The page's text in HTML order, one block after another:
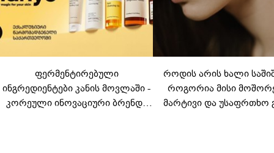
ფერმენტირებული
ინგრედიენტები კანის მოვლაში -
კორეული ინოვაციური ბრენდი
როდის არის ხალი
როგორია მისი
მარტივი და უსაფრთხო